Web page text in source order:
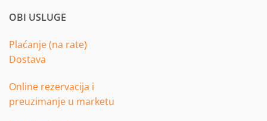
OBI USLUGE
Plaćanje (na rate)
Dostava
Online rezervacija i
preuzimanje u marketu